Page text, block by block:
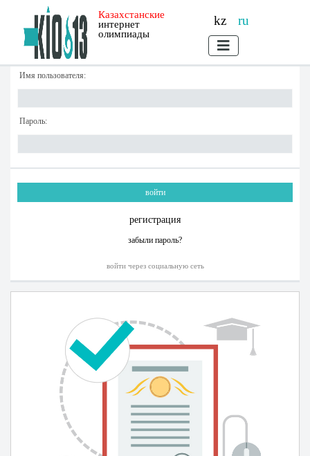
Казахстанские
интернет
олимпиады
kz ru
Имя пользователя:
Пароль:
регистрация
забыли пароль?
войти через социальную сеть